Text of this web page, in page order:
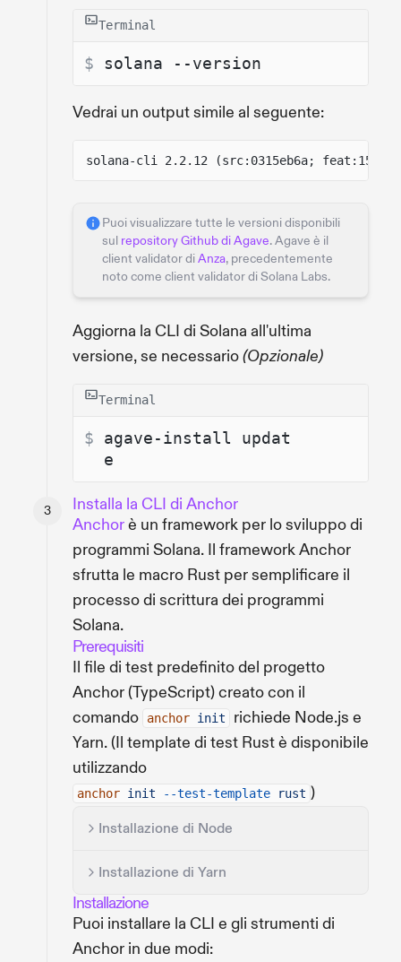
Terminal
$ solana --version
Vedrai un output simile al seguente:
solana-cli 2.2.12 (src:0315eb6a;
Puoi visualizzare tutte le versioni disponibili
sul repository Github di Agave. Agave è il
client validator diAnza, precedentemente
noto come client validator di Solana Labs.
Aggiorna la CLI di Solana all'ultima
versione, se necessario (Opzionale)
Terminal
$ agave-install updat
e
Installa la CLI di Anchor
Anchorè un framework per lo sviluppo di
programmi Solana. Il framework Anchor
sfrutta le macro Rust per semplificare il
processo di scrittura dei programmi
Solana.
Prerequisiti
Il file di test predefinito del progetto
Anchor (TypeScript) creato con il
comando
anchor init
richiede Node.js e
Yarn. (Il template di test Rust è disponibile
utilizzando
anchor init --test-template rust )
Installazione di Node
Installazione di Yarn
Installazione
Puoi installare la CLI e gli strumenti di
Anchor in due modi: